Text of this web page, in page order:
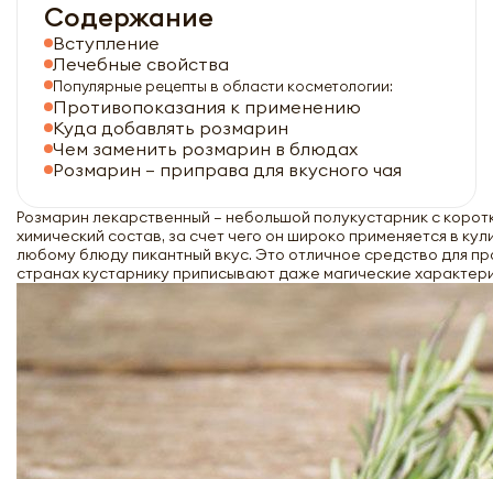
Розмарин лекарственный – небольшой полукустарник с
химический состав, за счет чего он широко применяется в
любому блюду пикантный вкус. Это отличное средство для
странах кустарнику приписывают даже магические
Содержание
Вступление
Лечебные свойства
Популярные рецепты в области косметологии:
Противопоказания к применению
Куда добавлять розмарин
Чем заменить розмарин в блюдах
Розмарин – приправа для вкусного чая